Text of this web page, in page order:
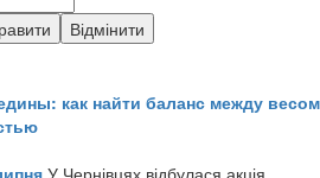
как найти баланс между весом
У Чернівцях відбулася акція